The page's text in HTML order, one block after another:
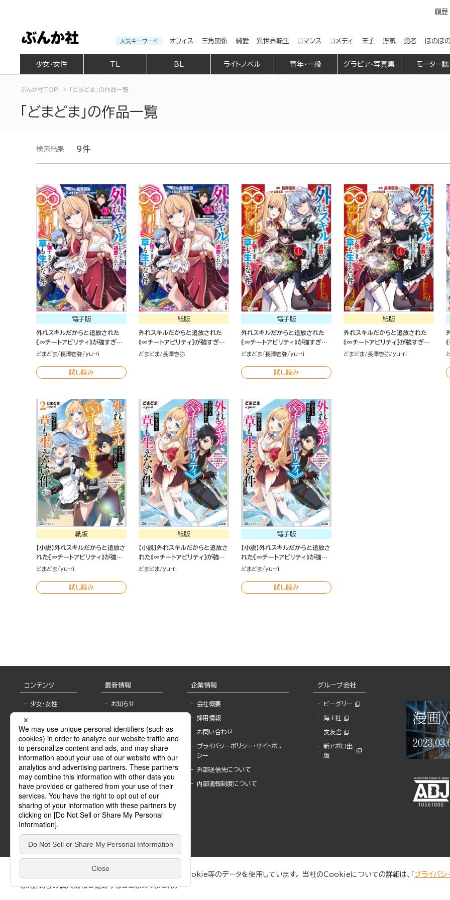
履歴
人気キーワード オフィス 三角関係 純愛 異世界転生 ロマンス コメディ 王子 浮気 勇者 ほのぼ
少女・女性 BL ライトノベル 青年・一般 グラビア・写真集 モーター誌
ぶんか社TOP 「どまどま」の作品一覧
「どまどま」の作品一覧
検索結果 9件
電子版
外れスキルだからと追放された
《∞チートアビリティ》が強すぎて
草も生えない件 ～偶然助けた第
し、前よりも断然楽しい生活送っ
てます～ コミック版 （2）
どまどま 長澤壱弥 yu-ri
試し読み
紙版
外れスキルだからと追放された
《∞チートアビリティ》が強すぎて
草も生えない件～偶然助けた第三
どまどま 長澤壱弥
電子版
外れスキルだからと追放された
《∞チートアビリティ》が強すぎて
草も生えない件 ～偶然助けた第
し、前よりも断然楽しい生活送っ
てます～ コミック版 （1）
どまどま 長澤壱弥 yu-ri
試し読み
紙版
外れスキルだからと追放された
《∞チートアビリティ》が強すぎて
草も生えない件～偶然助けた第三
どまどま 長澤壱弥 yu-ri
紙版
【小説】外れスキルだからと追放さ
れた《∞チートアビリティ》が強す
ぎて草も生えない件 ～偶然助け
るし、前よりも断然楽しい生活送
ってます～ （2）
どまどま yu-ri
試し読み
紙版
【小説】外れスキルだからと追放さ
れた《∞チートアビリティ》が強す
ぎて草も生えない件 ～偶然助け
どまどま yu-ri
電子版
【小説】外れスキルだからと追放さ
れた《∞チートアビリティ》が強す
ぎて草も生えない件 ～偶然助け
るし、前よりも断然楽しい生活送
ってます～
どまどま yu-ri
試し読み
コンテンツ
少女・女性
BL
ライトノベル
青年・一般
グラビア・写真
モーター誌
SPECIAL
Sublicense
最新情報
お知らせ
報
書店様へ
海外ライセンシー
公式SNSアカウ
ント
作家一覧
Keyword list
Author list
企業情報
会社概要
採用情報
お問い合わせ
プライバシーポリシー・サイトポリ
シー
外部送信先について
内部通報制度について
グループ会社
ビーグリー
海王社
文友舎
新アポロ出
版
ぶんか社が運営するサイトでは、利便性向上のためにCookie等のデータを使用しています。 当社のCookieについての詳細は、「 プライバシ
は、訪問者の個人情報を追跡することはありません。